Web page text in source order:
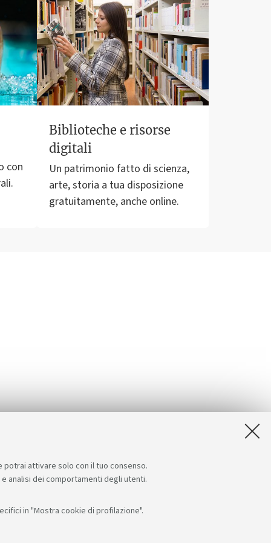
attivare solo con il tuo consenso.
analisi dei comportamenti degli utenti.
in "Mostra cookie di profilazione".
con
Biblioteche e risorse
digitali
Un patrimonio fatto di scienza,
arte, storia a tua disposizione
gratuitamente, anche online.